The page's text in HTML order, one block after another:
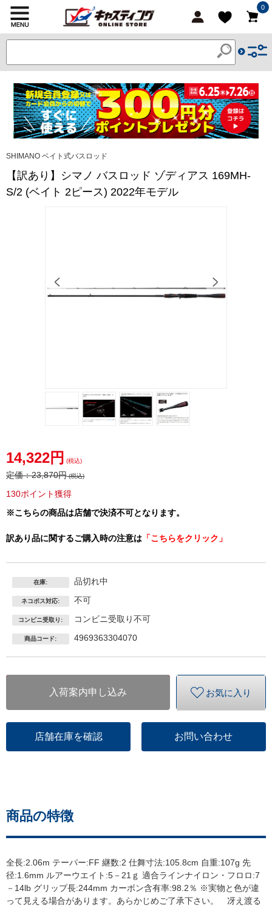
0
SHIMANO ベイト式バスロッド
【訳あり】シマノ バスロッド ゾディアス 169MH-
S/2 (ベイト 2ピース) 2022年モデル
14,322円 (税込)
定価：23,870円(税込)
130ポイント獲得
※こちらの商品は店舗で決済不可となります。
訳あり品に関するご購入時の注意は 「こちらをクリック」
在庫: 品切れ中
ネコポス対応: 不可
コンビニ受取り: コンビニ受取り不可
商品コード: 4969363304070
入荷案内申し込み お気に入り
店舗在庫を確認 お問い合わせ
商品の特徴
全長:2.06m テーパー:FF 継数:2 仕舞寸法:105.8cm 自重:107g 先
径:1.6mm ルアーウエイト:5－21ｇ 適合ラインナイロン・フロロ:7
－14lb グリップ長:244mm カーボン含有率:98.2％ ※実物と色が違
って見える場合があります。あらかじめご了承下さい。 冴え渡る